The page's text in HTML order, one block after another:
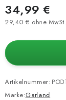
34,99 €
29,40 € ohne MwSt.
Artikelnummer:
Marke:Garland